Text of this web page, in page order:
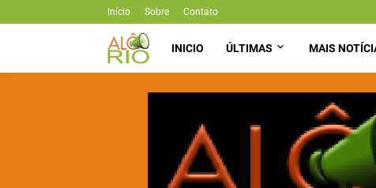
Início Sobre Contato
INICIO ÚLTIMAS MAIS